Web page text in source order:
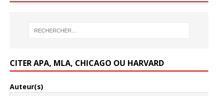
CITER APA, MLA, CHICAGO OU HARVARD
Auteur(s)